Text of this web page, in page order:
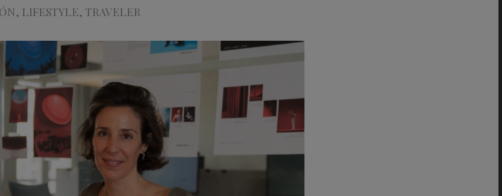
, LIFESTYLE, TRAVELER